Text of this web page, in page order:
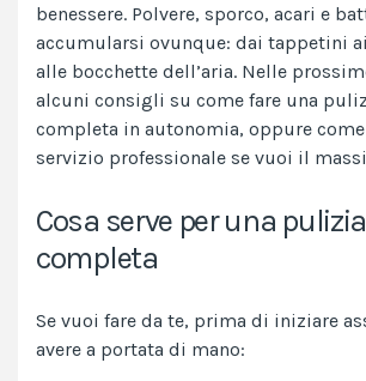
benessere. Polvere, sporco, acari e
accumularsi ovunque: dai tappetini
alle bocchette dell’aria. Nelle
alcuni consigli su come fare una
completa in autonomia, oppure
servizio professionale se vuoi il
Cosa serve per una
completa
Se vuoi fare da te, prima di iniziare
avere a portata di mano: